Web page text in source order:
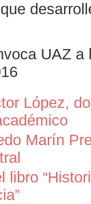
UAZ a
López,
Marín
libro